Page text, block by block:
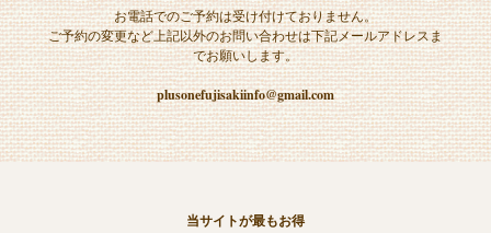
お電話でのご予約は受け付けておりません。
ご予約の変更など上記以外のお問い合わせは下記メールアドレスま
でお願いします。
plusonefujisakiinfo@gmail.com
当サイトが最もお得